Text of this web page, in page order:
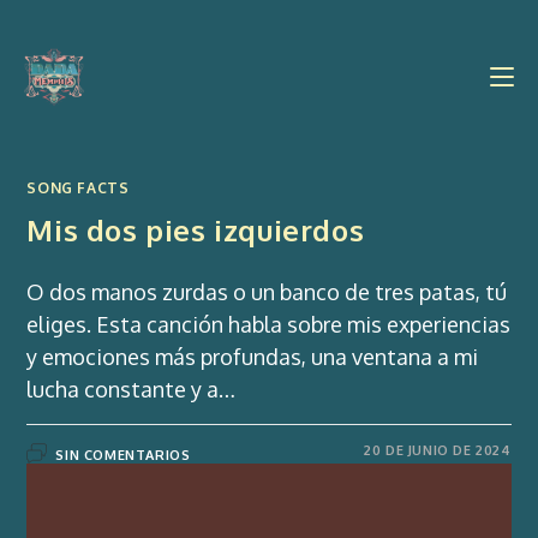
contenido
SONG FACTS
Mis dos pies izquierdos
O dos manos zurdas o un banco de tres patas, tú
eliges. Esta canción habla sobre mis experiencias
y emociones más profundas, una ventana a mi
lucha constante y a…
SIN COMENTARIOS 20 DE JUNIO DE 2024